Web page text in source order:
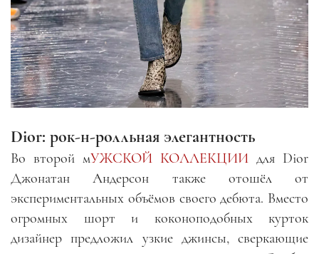
Dior: рок-н-ролльная элегантность
Во второй мУЖСКОЙ КОЛЛЕКЦИИ для Dior
Джонатан Андерсон также отошёл от
экспериментальных объёмов своего дебюта. Вместо
огромных шорт и коконоподобных курток
дизайнер предложил узкие джинсы, сверкающие